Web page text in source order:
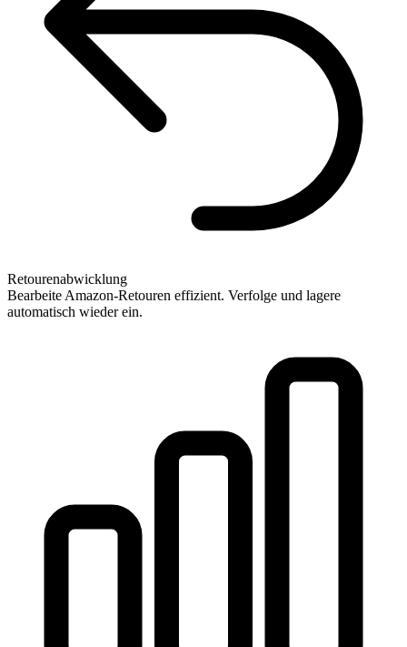
Retourenabwicklung
Bearbeite Amazon-Retouren effizient. Verfolge und lagere
automatisch wieder ein.